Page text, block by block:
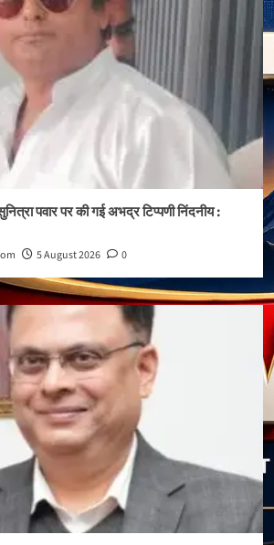
पवार पर की गई अभद्र टिप्पणी निंदनीय :
5 August 2026 0